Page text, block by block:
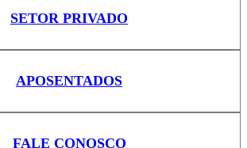
SETOR PRIVADO
APOSENTADOS
FALE CONOSCO